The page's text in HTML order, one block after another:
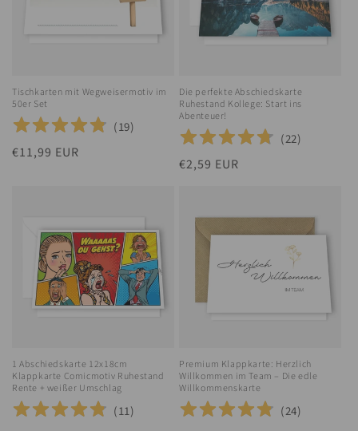
Tischkarten mit Wegweisermotiv im
50er Set
(19)
Normaler
€11,99 EUR
Die perfekte Abschiedskarte
Ruhestand Kollege: Start ins
Abenteuer!
(22)
Normaler
€2,59 EUR
1 Abschiedskarte 12x18cm
Klappkarte Comicmotiv Ruhestand
Rente + weißer Umschlag
(11)
Premium Klappkarte: Herzlich
Willkommen im Team – Die edle
Willkommenskarte
(24)